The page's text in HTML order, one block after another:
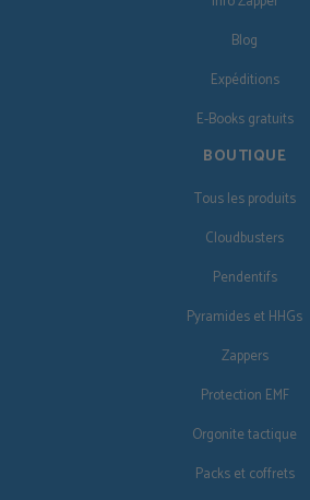
Blog
Expéditions
E-Books gratuits
BOUTIQUE
Tous les produits
Cloudbusters
Pendentifs
Pyramides et HHGs
Zappers
Protection EMF
Orgonite tactique
Packs et coffrets